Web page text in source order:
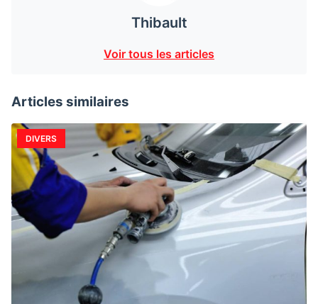
Thibault
Voir tous les articles
Articles similaires
DIVERS